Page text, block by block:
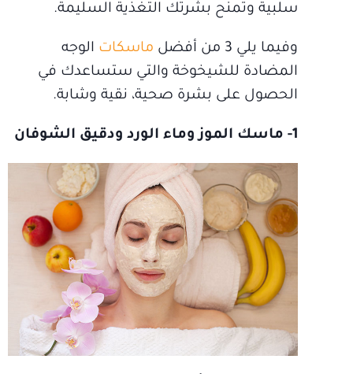
سلبية وتمنح بشرتك التغذية السليمة.
وفيما يلي 3 من أفضل ماسكات الوجه
المضادة للشيخوخة والتي ستساعدك في
الحصول على بشرة صحية، نقية وشابة.
1- ماسك الموز وماء الورد ودقيق الشوفان